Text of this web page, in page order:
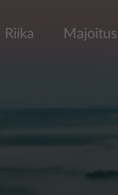
Riika Majoitus